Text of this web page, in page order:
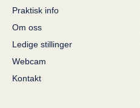
Praktisk info
Om oss
Ledige stillinger
Webcam
Kontakt